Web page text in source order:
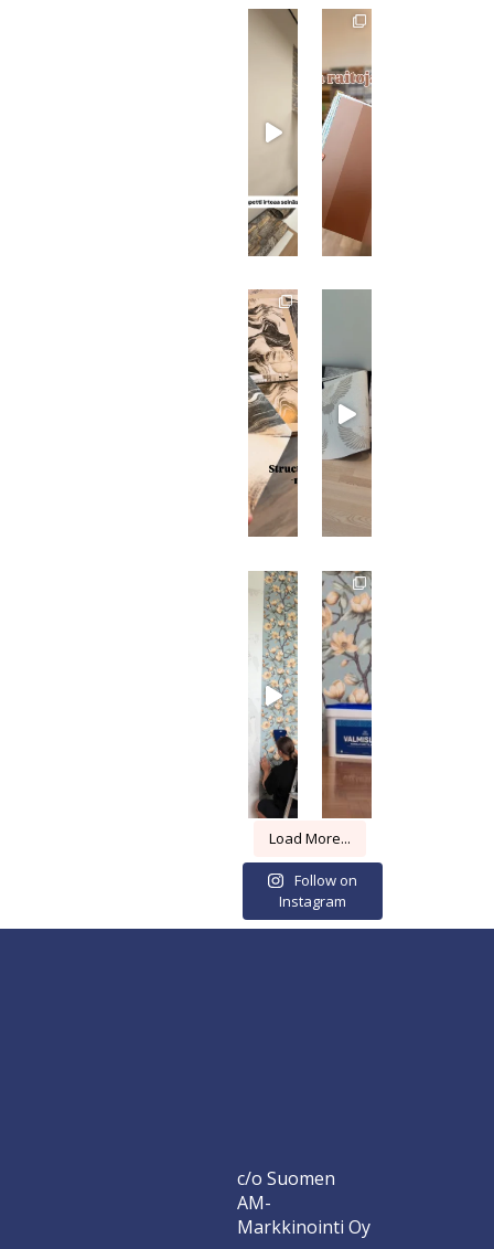
Load More...
Follow on
Instagram
c/o Suomen
AM-
Markkinointi Oy